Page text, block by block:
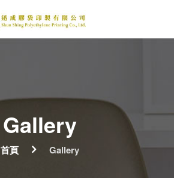
Gallery
首頁 Gallery